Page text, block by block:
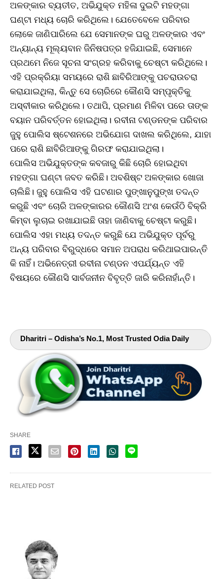
ଅଳଙ୍କାର ବ୍ୟତୀତ, ଅଭିଯୁକ୍ତ ମହିଳା ଦୁଇଟି ମହଙ୍ଗା
ଘଣ୍ଟା ମଧ୍ୟ ଚୋରି କରିଥିଲେ। ଯେତେବେଳେ ପରିବାର
ଲୋକେ ଜାଣିପାରିଲେ ଯେ ସେମାନଙ୍କ ଘରୁ ଅଳଙ୍କାର ଏବଂ
ଅନ୍ୟାନ୍ୟ ମୂଲ୍ୟବାନ ଜିନିଷପତ୍ର ହଜିଯାଇଛି, ସେମାନେ
ପ୍ରଥମେ ନିଜେ ସୂଚନା ସଂଗ୍ରହ କରିବାକୁ ଚେଷ୍ଟା କରିଥିଲେ।
ଏହି ପ୍ରକ୍ରିୟା ସମୟରେ ରାଶି ଛାବିରିଆଙ୍କୁ ପଚରାଉଚରା
କରାଯାଇଥିଲା, କିନ୍ତୁ ସେ ଚୋରିରେ କୌଣସି ସମ୍ପୃକ୍ତିକୁ
ଅସ୍ବୀକାର କରିଥିଲେ। ତଥାପି, ପ୍ରମାଣ ମିଳିବା ପରେ ତାଙ୍କ
ବୟାନ ପରିବର୍ତ୍ତନ ହୋଇଥିଲା। ରବୀନା ଟଣ୍ଡନଙ୍କ ପରିବାର
ଜୁହୁ ପୋଲିସ ଷ୍ଟେଶନରେ ଅଭିଯୋଗ ଦାଖଲ କରିଥିଲେ, ଯାହା
ପରେ ରାଶି ଛାବିରିଆଙ୍କୁ ଗିରଫ କରାଯାଇଥିଲା।
ପୋଲିସ ଅଭିଯୁକ୍ତଙ୍କ କବଜାରୁ କିଛି ଚୋରି ହୋଇଥିବା
ମହଙ୍ଗା ଘଣ୍ଟା ଜବତ କରିଛି। ଅବଶିଷ୍ଟ ଅଳଙ୍କାର ଖୋଜା
ଚାଲିଛି। ଜୁହୁ ପୋଲିସ ଏହି ଘଟଣାର ପୁଙ୍ଖାନୁପୁଙ୍ଖ ତଦନ୍ତ
କରୁଛି ଏବଂ ଚୋରି ଅଳଙ୍କାରର କୌଣସି ଅଂଶ କେଉଁଠି ବିକ୍ରି
କିମ୍ବା ଲୁଚାଇ ରଖାଯାଇଛି ତାହା ଜାଣିବାକୁ ଚେଷ୍ଟା କରୁଛି।
ପୋଲିସ ଏହା ମଧ୍ୟ ତଦନ୍ତ କରୁଛି ଯେ ଅଭିଯୁକ୍ତ ପୂର୍ବରୁ
ଅନ୍ୟ ପରିବାର ବିରୁଦ୍ଧରେ ସମାନ ଅପରାଧ କରିଥାଇପାରନ୍ତି
କି ନାହିଁ। ଅଭିନେତ୍ରୀ ରବୀନା ଟଣ୍ଡନ ଏପର୍ଯ୍ୟନ୍ତ ଏହି
ବିଷୟରେ କୌଣସି ସାର୍ବଜନୀନ ବିବୃତ୍ତି ଜାରି କରିନାହାଁନ୍ତି।
Dharitri – Odisha’s No.1, Most Trusted Odia Daily
SHARE
RELATED POST